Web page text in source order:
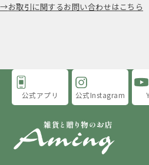
お取引に関するお問い合わせはこちら
公式アプリ 公式Instagram